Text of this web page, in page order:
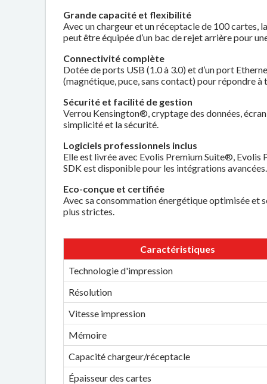
Grande capacité et flexibilité
Avec un chargeur et un réceptacle de 100 cartes,
peut être équipée d’un bac de rejet arrière pour
Connectivité complète
Dotée de ports USB (1.0 à 3.0) et d’un port
(magnétique, puce, sans contact) pour répondre
Sécurité et facilité de gestion
Verrou Kensington®, cryptage des données,
simplicité et la sécurité.
Logiciels professionnels inclus
Elle est livrée avec Evolis Premium Suite®,
SDK est disponible pour les intégrations avancées.
Eco-conçue et certifiée
Avec sa consommation énergétique optimisée et
plus strictes.
Caractéristiques
Technologie d'impression
Résolution
Vitesse impression
Mémoire
Capacité chargeur/réceptacle
Épaisseur des cartes